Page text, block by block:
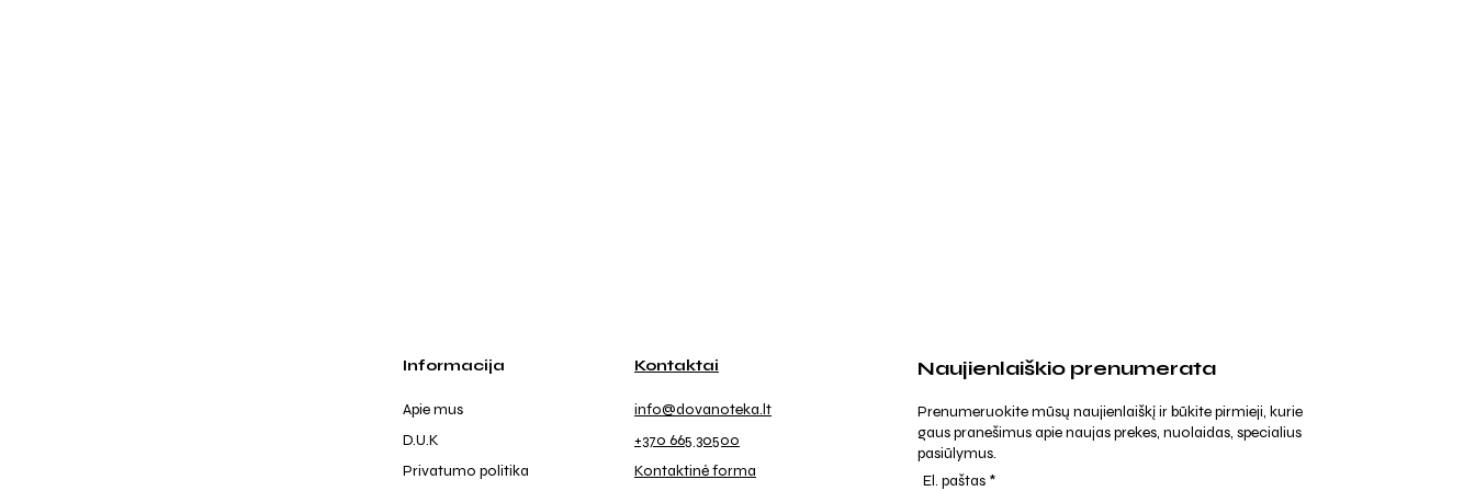
Informacija
Apie mus
D.U.K
Privatumo politika
Kontaktai
info@dovanoteka.lt
+370 665 30500
Kontaktinė forma
Naujienlaiškio prenumerata
Prenumeruokite mūsų naujienlaiškį ir būkite pirmieji, kurie
gaus pranešimus apie naujas prekes, nuolaidas, specialius
pasiūlymus.
El. paštas